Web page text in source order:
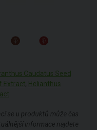
Caudatus Seed
Extract, Helianthus
se u produktů může čas
informace najdete